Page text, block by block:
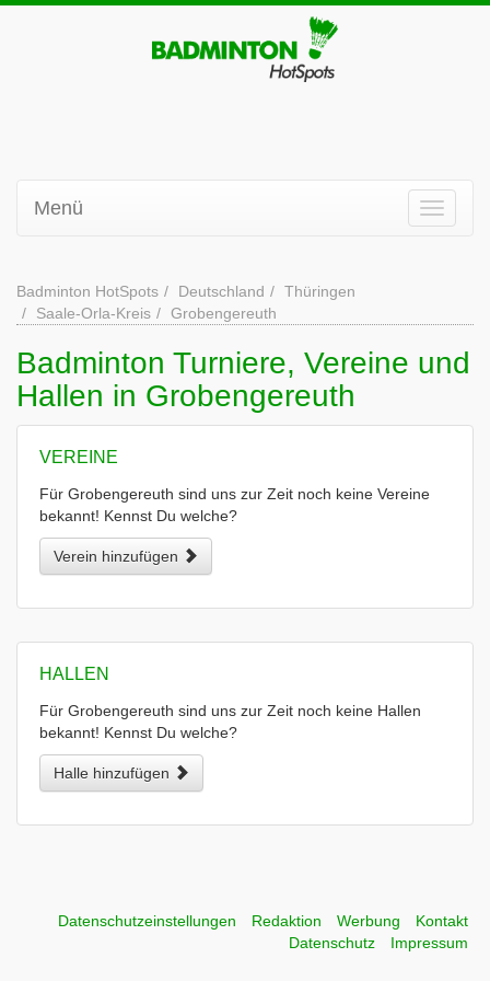
Menü
Badminton HotSpots Deutschland
Thüringen
Saale-Orla-Kreis
Grobengereuth
Badminton Turniere, Vereine und
Hallen in Grobengereuth
VEREINE
Für Grobengereuth sind uns zur Zeit noch keine Vereine
bekannt! Kennst Du welche?
Verein hinzufügen
HALLEN
Für Grobengereuth sind uns zur Zeit noch keine Hallen
bekannt! Kennst Du welche?
Halle hinzufügen
Datenschutzeinstellungen Redaktion Werbung
Kontakt
Datenschutz
Impressum